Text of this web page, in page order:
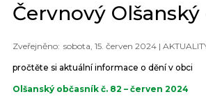
Červnový
sobota, 15. červen 2024 |
pročtěte si aktuální informace o dění v obci
Olšanský občasník č. 82 – červen 2024